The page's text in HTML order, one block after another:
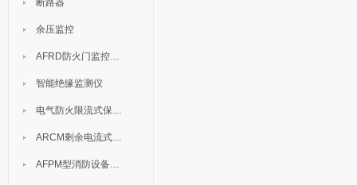
断路器
余压监控
AFRD防火门监控模块
智能绝缘监测仪
电气防火限流式保护器
ARCM剩余电流式电气火灾监控装置
AFPM型消防设备电源监控系统